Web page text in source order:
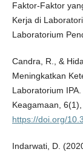
Faktor-Faktor
Kerja di
Laboratorium
Candra, R., &
Meningkatkan
Laboratorium
Keagamaan,
https://doi.org/
Indarwati, D.